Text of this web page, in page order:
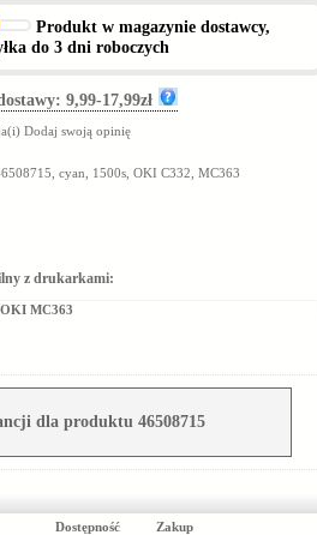
Produkt w magazynie dostawcy,
do 3 dni roboczych
9,99-17,99zł
Dodaj swoją opinię
cyan, 1500s, OKI C332, MC363
z drukarkami:
OKI MC363
dla produktu 46508715
Dostępność Zakup